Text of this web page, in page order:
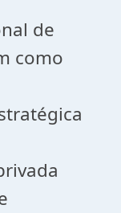
de
como